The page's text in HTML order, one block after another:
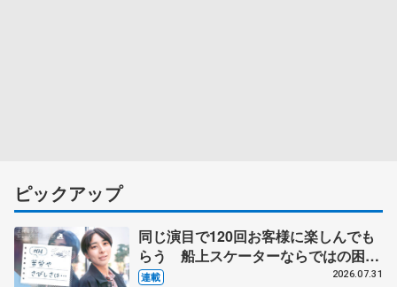
ピックアップ
同じ演目で120回お客様に楽しんでも
らう 船上スケーターならではの困難
とは 影響あったPIW前キャプテン松
連載 2026.07.31